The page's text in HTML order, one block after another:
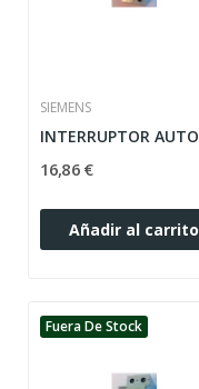
SIEMENS
16,86 €
Añadir al carrito
Fuera De Stock